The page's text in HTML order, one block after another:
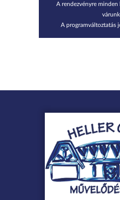
A rendezvényre minden
A programváltoztatás